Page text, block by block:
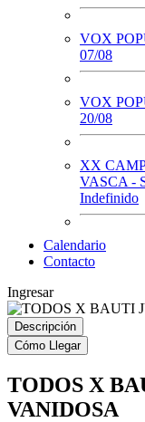
VOX
07/08
VOX
20/08
XX
VASCA -
Indefinido
Calendario
Contacto
Ingresar
Descripción
Cómo Llegar
TODOS X
VANIDOSA